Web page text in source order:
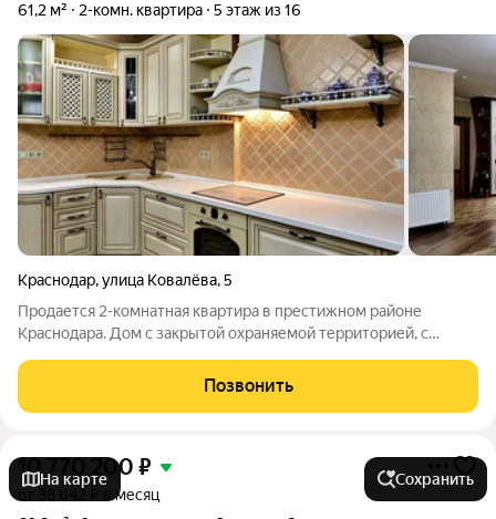
61,2 м² 2-комн. квартира 5 этаж из 16
Краснодар,улица Ковалёва,5
Продается 2-комнатная квартира в престижном районе
Краснодара. Дом с закрытой охраняемой территорией, с
светлая, уютная. С евроремонтом. Встроенная кухня, техника
ведущих известных производителей,
Позвонить
10 770 200 ₽
от 38 642 ₽ в месяц
На карте Сохранить